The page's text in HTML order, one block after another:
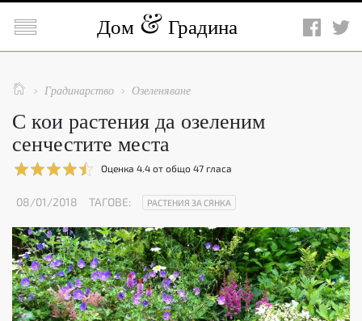
 Дом Градина
  Градинарство  Озеленяване
С кои растения да озеленим
сенчестите места
Оценка 4.4 от общо 47 гласа
08/01/2018 ТАГОВЕ: РАСТЕНИЯ ЗА СЯНКА